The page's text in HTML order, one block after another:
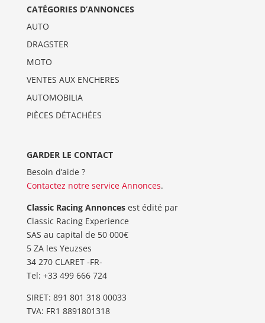
CATÉGORIES D’ANNONCES
AUTO
DRAGSTER
MOTO
VENTES AUX ENCHERES
AUTOMOBILIA
PIÈCES DÉTACHÉES
GARDER LE CONTACT
Besoin d’aide ?
Contactez notre service Annonces.
Classic Racing Annoncesest édité par
Classic Racing Experience
SAS au capital de 50 000€
5 ZA les Yeuzses
34 270 CLARET -FR-
Tel: ‭+33 499 666 724‬
SIRET: 891 801 318 00033
TVA: FR1 8891801318